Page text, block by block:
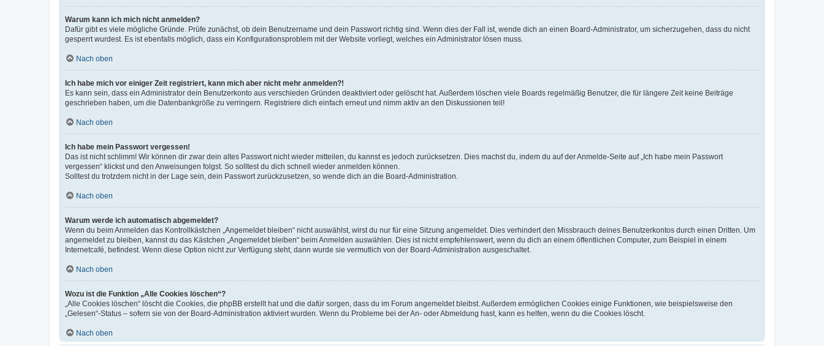
Warum kann ich mich nicht anmelden?
Dafür gibt es viele mögliche Gründe. Prüfe zunächst, ob dein Benutzername und dein Passwort richtig sind. Wenn dies der Fall ist, wende dich an einen Board-Administrator, um sicherzugehen, dass du nicht
gesperrt wurdest. Es ist ebenfalls möglich, dass ein Konfigurationsproblem mit der Website vorliegt, welches ein Administrator lösen muss.
Nach oben
Ich habe mich vor einiger Zeit registriert, kann mich aber nicht mehr anmelden?!
Es kann sein, dass ein Administrator dein Benutzerkonto aus verschieden Gründen deaktiviert oder gelöscht hat. Außerdem löschen viele Boards regelmäßig Benutzer, die für längere Zeit keine Beiträge
geschrieben haben, um die Datenbankgröße zu verringern. Registriere dich einfach erneut und nimm aktiv an den Diskussionen teil!
Nach oben
Ich habe mein Passwort vergessen!
Das ist nicht schlimm! Wir können dir zwar dein altes Passwort nicht wieder mitteilen, du kannst es jedoch zurücksetzen. Dies machst du, indem du auf der Anmelde-Seite auf „Ich habe mein Passwort
vergessen“ klickst und den Anweisungen folgst. So solltest du dich schnell wieder anmelden können.
Solltest du trotzdem nicht in der Lage sein, dein Passwort zurückzusetzen, so wende dich an die Board-Administration.
Nach oben
Warum werde ich automatisch abgemeldet?
Wenn du beim Anmelden das Kontrollkästchen „Angemeldet bleiben“ nicht auswählst, wirst du nur für eine Sitzung angemeldet. Dies verhindert den Missbrauch deines Benutzerkontos durch einen Dritten. Um
angemeldet zu bleiben, kannst du das Kästchen „Angemeldet bleiben“ beim Anmelden auswählen. Dies ist nicht empfehlenswert, wenn du dich an einem öffentlichen Computer, zum Beispiel in einem
Internetcafé, befindest. Wenn diese Option nicht zur Verfügung steht, dann wurde sie vermutlich von der Board-Administration ausgeschaltet.
Nach oben
Wozu ist die Funktion „Alle Cookies löschen“?
„Alle Cookies löschen“ löscht die Cookies, die phpBB erstellt hat und die dafür sorgen, dass du im Forum angemeldet bleibst. Außerdem ermöglichen Cookies einige Funktionen, wie beispielsweise den
„Gelesen“-Status – sofern sie von der Board-Administration aktiviert wurden. Wenn du Probleme bei der An- oder Abmeldung hast, kann es helfen, wenn du die Cookies löscht.
Nach oben